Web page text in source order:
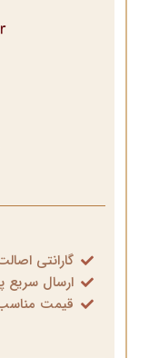
گارانتی
ارسال
قیمت